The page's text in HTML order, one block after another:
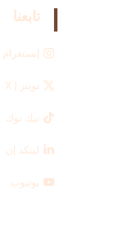
تابعنا
إنستغرام
تويتر | X
تيك توك
لينكد إن
يوتيوب